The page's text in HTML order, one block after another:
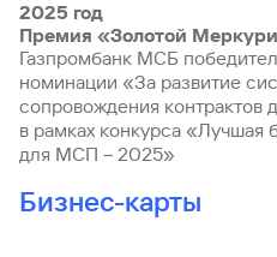
2025 год
Премия «Золотой
Газпромбанк МСБ
номинации «За развитие
сопровождения контрактов
в рамках конкурса «Лучшая
для МСП – 2025»
Бизнес-карты